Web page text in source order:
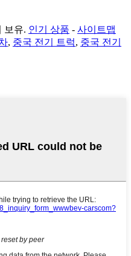
보유. 인기 상품 - 사이트맵
, 중국 전기 트럭, 중국 전기